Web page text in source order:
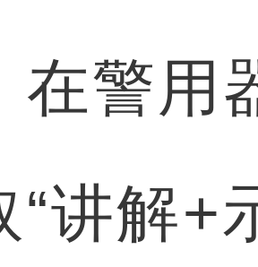
在警用
“讲解+